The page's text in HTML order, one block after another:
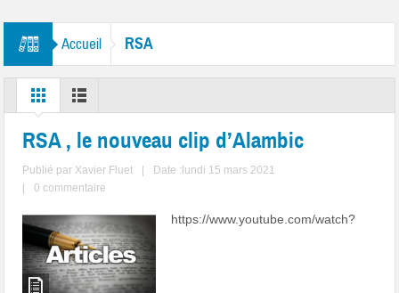
Accueil RSA
RSA , le nouveau clip d’Alambic
Publié par Xavier Fluet
Date :lundi 15 mars 2021
0 commentaire
https://www.youtube.com/watch?